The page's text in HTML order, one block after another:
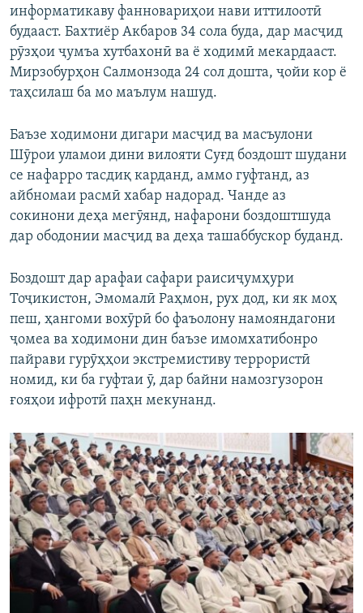
информатикаву фанновариҳои нави иттилоотӣ
будааст. Бахтиёр Акбаров 34 сола буда, дар масҷид
рӯзҳои ҷумъа хутбахонӣ ва ё ходимӣ мекардааст.
Мирзобурҳон Салмонзода 24 сол дошта, ҷойи кор ё
таҳсилаш ба мо маълум нашуд.
Баъзе ходимони дигари масҷид ва масъулони
Шӯрои уламои дини вилояти Суғд боздошт шудани
се нафарро тасдиқ карданд, аммо гуфтанд, аз
айбномаи расмӣ хабар надорад. Чанде аз
сокинони деҳа мегӯянд, нафарони боздоштшуда
дар ободонии масҷид ва деҳа ташаббускор буданд.
Боздошт дар арафаи сафари раисиҷумҳури
Тоҷикистон, Эмомалӣ Раҳмон, рух дод, ки як моҳ
пеш, ҳангоми вохӯрӣ бо фаъолону намояндагони
ҷомеа ва ходимони дин баъзе имомхатибонро
пайрави гурӯҳҳои экстремистиву террористӣ
номид, ки ба гуфтаи ӯ, дар байни намозгузорон
ғояҳои ифротӣ паҳн мекунанд.